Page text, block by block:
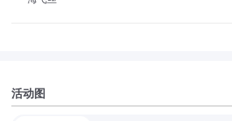
活动图